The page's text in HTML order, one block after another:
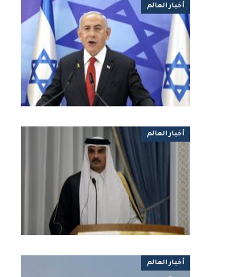
أخبار العالم
أخبار العالم
أخبار العالم